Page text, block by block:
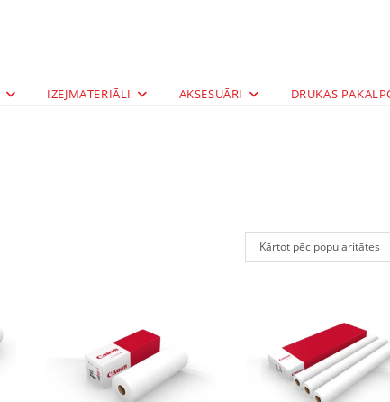
IZEJMATERIĀLI AKSESUĀRI DRUKAS
Kārtot pēc popularitātes